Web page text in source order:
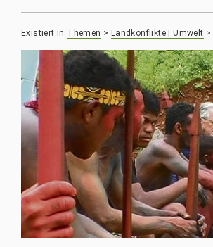
Existiert in Themen > Landkonflikte | Umwelt >